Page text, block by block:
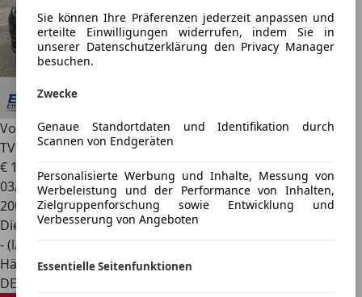
Sie können Ihre Präferenzen jederzeit anpassen und
erteilte Einwilligungen widerrufen, indem Sie in
unserer Datenschutzerklärung den Privacy Manager
besuchen.
Zwecke
Genaue Standortdaten und Identifikation durch
Scannen von Endgeräten
Personalisierte Werbung und Inhalte, Messung von
Werbeleistung und der Performance von Inhalten,
Zielgruppenforschung sowie Entwicklung und
Verbesserung von Angeboten
Essentielle Seitenfunktionen
Volkswagen PhaetonV6 TDI 4Motion*EXCLUSIVE*FOND
TV*NAVI
€ 10.500
03/2014
200.000 km
Diesel
- (l/100 km)
Händler
DE 52531